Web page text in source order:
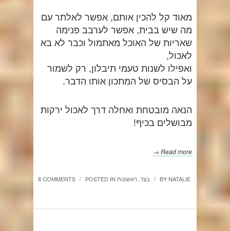
מאוד קל להכין אותם, אפשר לאלתר עם
מה שיש בבית, אפשר לערבב פנימה
שאריות של האוכל מאתמול וכבר לא בא
לאכול,
ואפילו לשנות טעמי תיבלון, רק לשמור
על הבסיס של המתכון אותו הדבר.
הנאה מובטחת ואחלה דרך לאכול ירקות
מבושלים בכיף!
Read more →
8 COMMENTS / POSTED IN בצד ראשונות / BYNATALIE